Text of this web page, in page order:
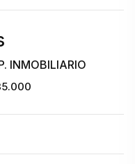
INMOBILIARIO